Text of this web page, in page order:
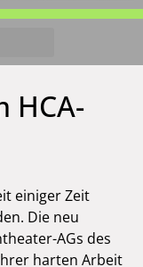
HCA-
einiger Zeit
Die neu
AGs des
harten Arbeit